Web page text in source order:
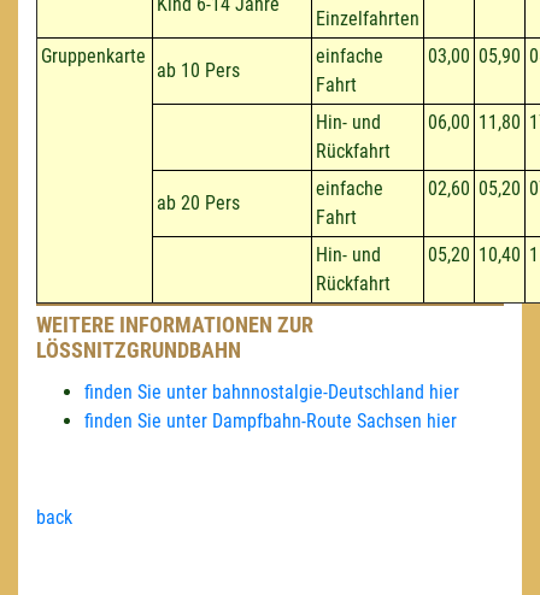
Einzelfahrten
Gruppenkarte
ab 10 Pers
einfache
Fahrt
03,00 05,90
Hin- und
Rückfahrt
06,00 11,80
ab 20 Pers
einfache
Fahrt
02,60 05,20
Hin- und
Rückfahrt
05,20 10,40
WEITERE INFORMATIONEN ZUR
LÖSSNITZGRUNDBAHN
finden Sie unter bahnnostalgie-Deutschland hier
finden Sie unter Dampfbahn-Route Sachsen hier
back